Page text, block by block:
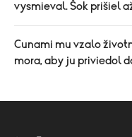
vysmieval. Šok prišiel
Cunami mu vzalo
mora, aby ju priviedol